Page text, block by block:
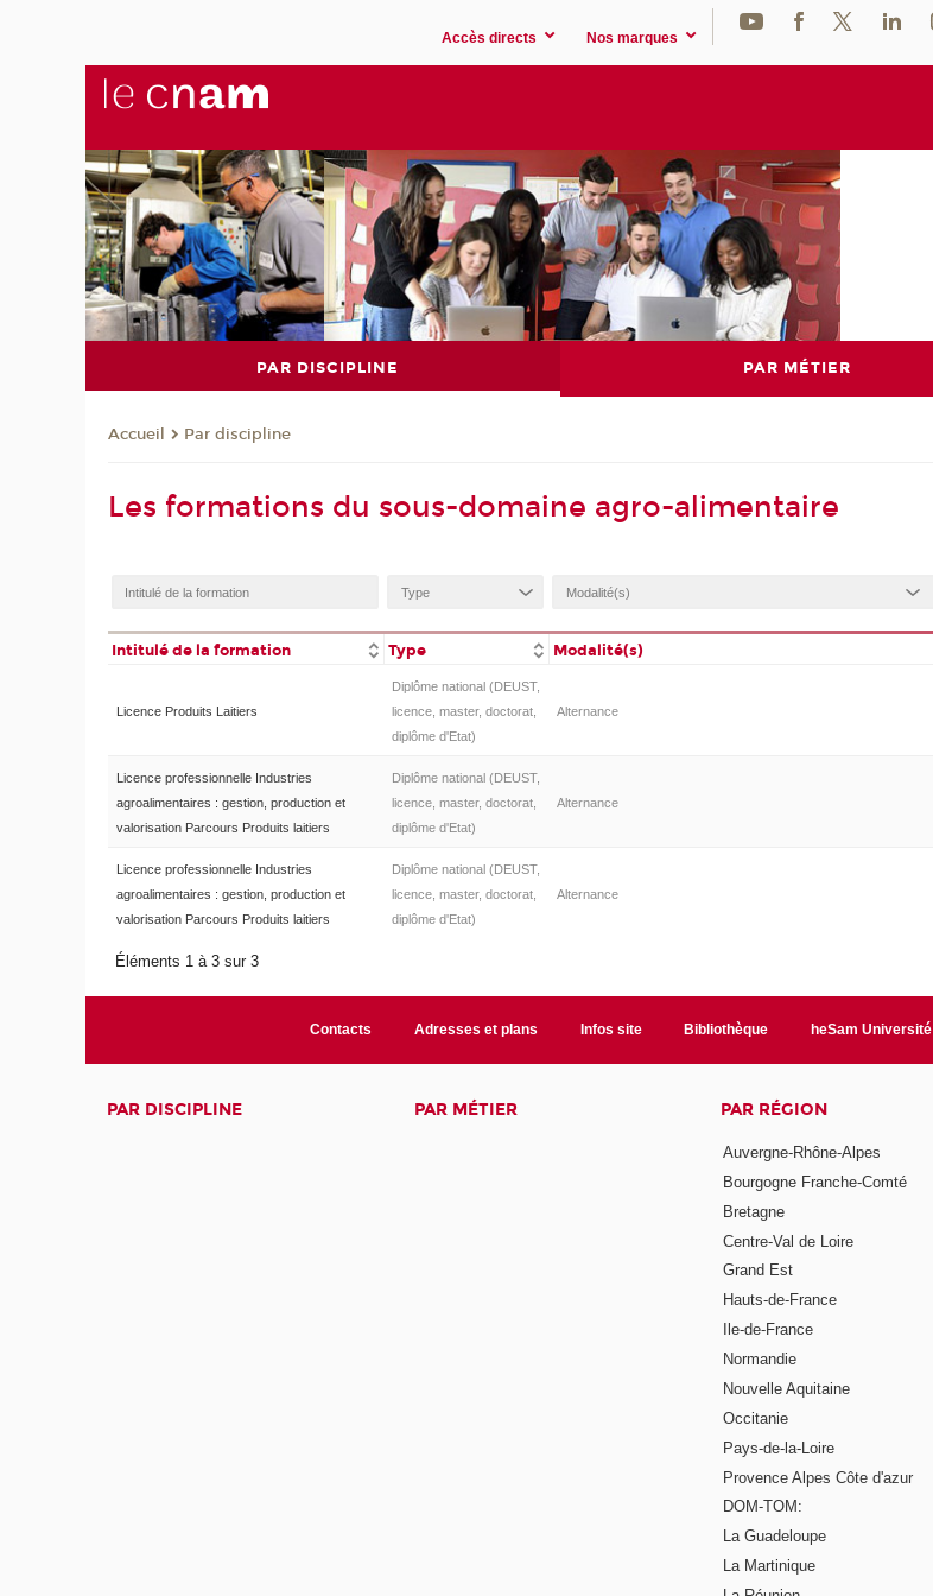
Accès directs Nos marques
PAR DISCIPLINE PAR MÉTIER
Accueil Par discipline
Les formations du sous-domaine agro-alimentaire
Intitulé de la formation Type Modalité(s)
Licence Produits Laitiers
Diplôme national (DEUST,
licence, master, doctorat,
diplôme d'Etat)
Alternance
Licence professionnelle Industries
agroalimentaires : gestion, production et
valorisation Parcours Produits laitiers
Diplôme national (DEUST,
licence, master, doctorat,
diplôme d'Etat)
Alternance
Licence professionnelle Industries
agroalimentaires : gestion, production et
valorisation Parcours Produits laitiers
Diplôme national (DEUST,
licence, master, doctorat,
diplôme d'Etat)
Alternance
Éléments 1 à 3 sur 3
Contacts Adresses et plans Infos site Bibliothèque heSam Université
PAR DISCIPLINE PAR MÉTIER PAR RÉGION
Auvergne-Rhône-Alpes
Bourgogne Franche-Comté
Bretagne
Centre-Val de Loire
Grand Est
Hauts-de-France
Ile-de-France
Normandie
Nouvelle Aquitaine
Occitanie
Pays-de-la-Loire
Provence Alpes Côte d'azur
DOM-TOM:
La Guadeloupe
La Martinique